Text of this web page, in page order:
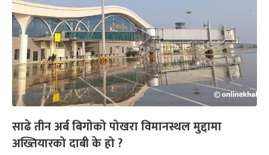
साढे तीन अर्ब बिगोको पोखरा विमानस्थल मुद्दामा
अख्तियारको दाबी के हो ?